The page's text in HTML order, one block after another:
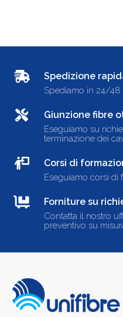
Spedizione
Spediamo in 24/
Giunzione fibre
Eseguiamo su
terminazione dei
Corsi di
Eseguiamo corsi di
Forniture su
Contatta il nostro
preventivo su